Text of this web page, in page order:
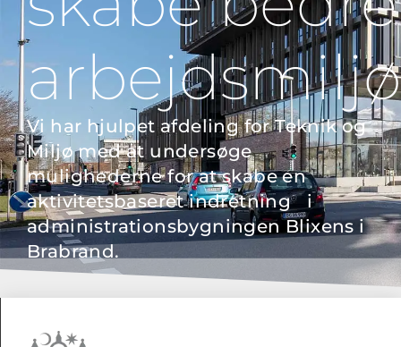
arbejdsmiljø
Vi har hjulpet afdeling for Teknik og
Miljø med at undersøge
mulighederne for at skabe en
aktivitetsbaseret indretning i
administrationsbygningen Blixens i
Brabrand.